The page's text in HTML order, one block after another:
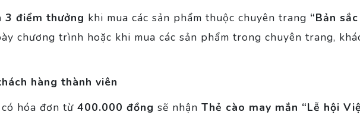
3 điểm thưởng khi mua các sản phẩm thuộc chuyên trang “Bản
chương trình hoặc khi mua các sản phẩm trong chuyên trang,
hàng thành viên
hóa đơn từ 400.000 đồng sẽ nhận Thẻ cào may mắn “Lễ hội